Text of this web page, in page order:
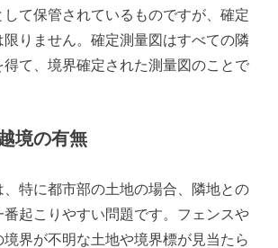
て保管されているものですが、確定
りません。確定測量図はすべての隣
て、境界確定された測量図のことで
境の有無
特に都市部の土地の場合、隣地との
番起こりやすい問題です。フェンスや
界が不明な土地や境界標が見当たら